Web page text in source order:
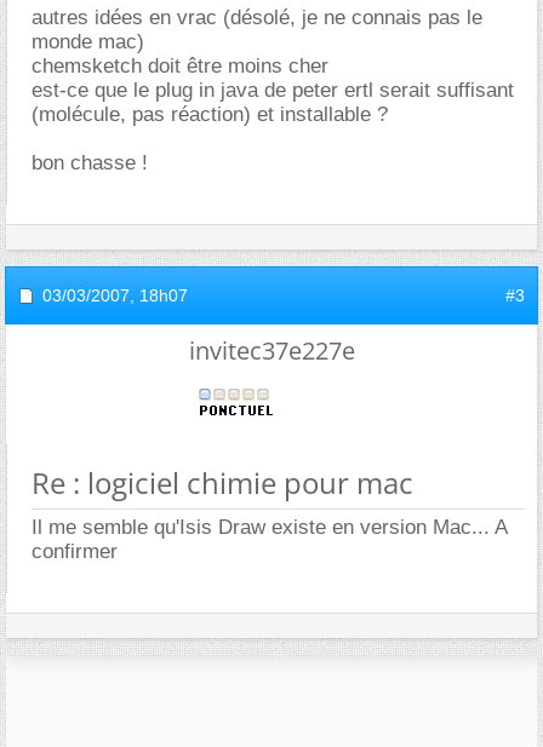
autres idées en vrac (désolé, je ne connais pas le
monde mac)
chemsketch doit être moins cher
est-ce que le plug in java de peter ertl serait suffisant
(molécule, pas réaction) et installable ?
bon chasse !
03/03/2007, 18h07 #3
invitec37e227e
Re : logiciel chimie pour mac
Il me semble qu'Isis Draw existe en version Mac... A
confirmer